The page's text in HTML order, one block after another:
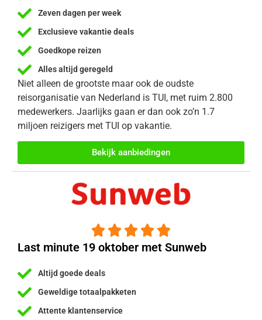
Zeven dagen per week
Exclusieve vakantie deals
Goedkope reizen
Alles altijd geregeld
Niet alleen de grootste maar ook de oudste
reisorganisatie van Nederland is TUI, met ruim 2.800
medewerkers. Jaarlijks gaan er dan ook zo’n 1.7
miljoen reizigers met TUI op vakantie.
Bekijk aanbiedingen
    
Last minute 19 oktober met Sunweb
Altijd goede deals
Geweldige totaalpakketen
Attente klantenservice